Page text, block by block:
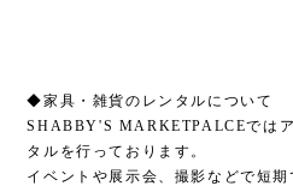
◆家具・雑貨のレンタルについて
SHABBY'S MARKETPALCEでは
タルを行っております。
イベントや展示会、撮影などで短